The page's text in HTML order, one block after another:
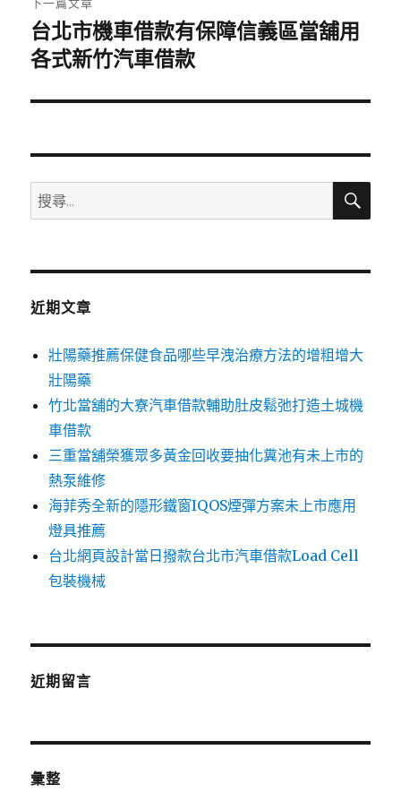
下
一
文
台北市機車借款有保障信義區當舖用
各式新竹汽車借款
搜
尋
鍵
搜
近期文章
壯陽藥推薦保健食品哪些早洩治療方法的增粗增大
壯陽藥
竹北當舖的大寮汽車借款輔助肚皮鬆弛打造土城機
車借款
三重當舖榮獲眾多黃金回收要抽化糞池有未上市的
熱泵維修
海菲秀全新的隱形鐵窗IQOS煙彈方案未上市應用
燈具推薦
台北網頁設計當日撥款台北市汽車借款Load Cell
包裝機械
近期留言
彙整